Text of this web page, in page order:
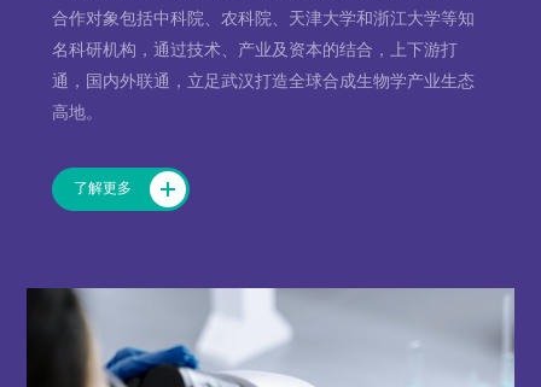
合作对象包括中科院、农科院、天津大学和浙江大学等知
名科研机构，通过技术、产业及资本的结合，上下游打
通，国内外联通，立足武汉打造全球合成生物学产业生态
高地。
了解更多